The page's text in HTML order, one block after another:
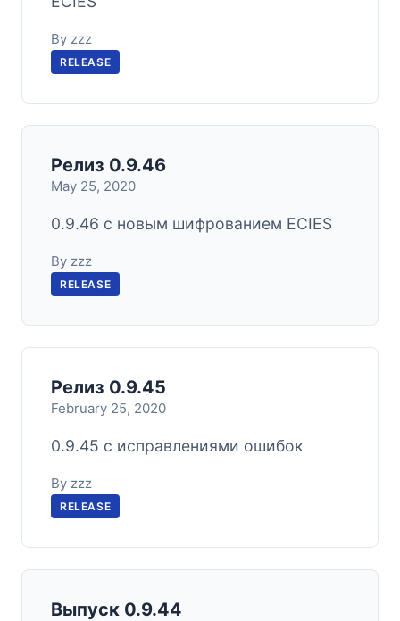
By zzz
RELEASE
Релиз 0.9.46
May 25, 2020
0.9.46 с новым шифрованием ECIES
By zzz
RELEASE
Релиз 0.9.45
February 25, 2020
0.9.45 с исправлениями ошибок
By zzz
RELEASE
Выпуск 0.9.44